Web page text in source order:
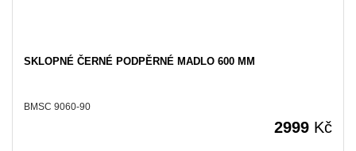
SKLOPNÉ ČERNÉ PODPĚRNÉ MADLO 600 MM
BMSC 9060-90
2999 Kč